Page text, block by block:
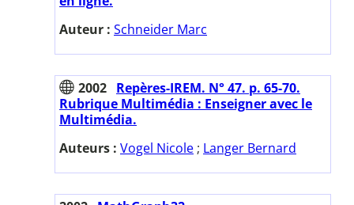
Auteur : Schneider Marc
2002 Repères-IREM. N° 47. p. 65-70.
Rubrique Multimédia : Enseigner avec le
Multimédia.
Auteurs : Vogel Nicole ; Langer Bernard